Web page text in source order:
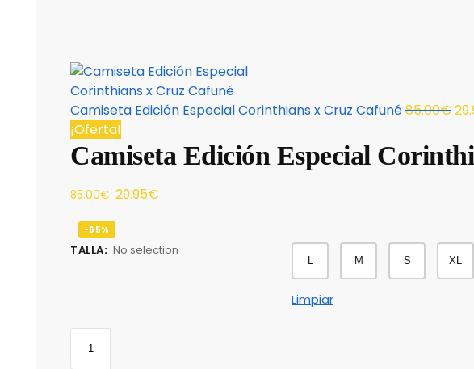
Camiseta Edición Especial Corinthians x Cruz Cafuné85.00€
¡Oferta!
Camiseta Edición Especial
85.00€ 29.95€
-65%
TALLA: No selection
L M S XL
Limpiar